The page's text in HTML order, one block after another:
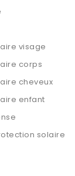
visage
corps
cheveux
enfant
solaire